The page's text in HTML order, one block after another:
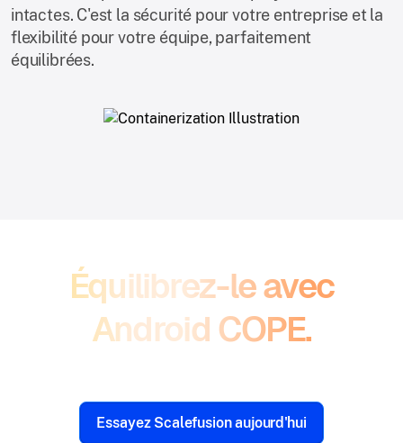
intactes. C'est la sécurité pour votre entreprise et la
flexibilité pour votre équipe, parfaitement
équilibrées.
Équilibrez-le avec
Android COPE.
Essayez Scalefusion aujourd'hui